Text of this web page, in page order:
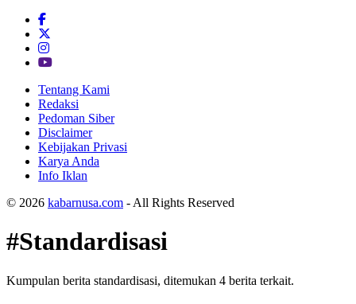
Tentang Kami
Redaksi
Pedoman Siber
Disclaimer
Kebijakan Privasi
Karya Anda
Info Iklan
© 2026 kabarnusa.com - All Rights Reserved
#Standardisasi
Kumpulan berita standardisasi, ditemukan 4 berita terkait.